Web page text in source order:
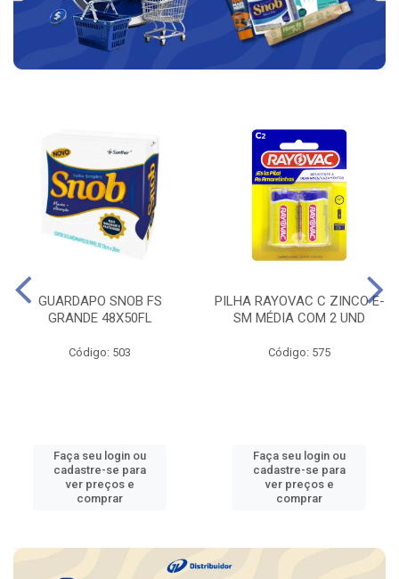
GUARDAPO SNOB FS
GRANDE 48X50FL
Código: 503
Faça seu login ou
cadastre-se para
ver preços e
comprar
PILHA RAYOVAC C ZINCO E-
SM MÉDIA COM 2 UND
Código: 575
Faça seu login ou
cadastre-se para
ver preços e
comprar